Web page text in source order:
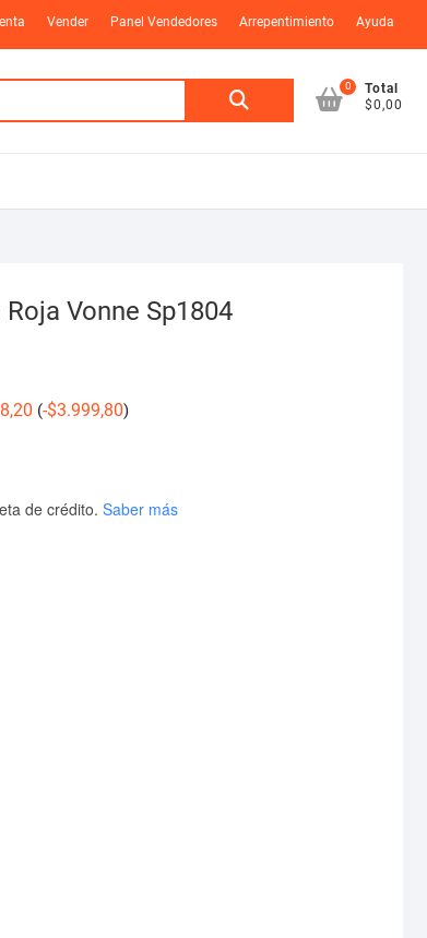
Vender Panel Vendedores Arrepentimiento Ayuda
Buscar
0
Total
$0,00
Vonne Sp1804
(-$3.999,80)
de crédito. Saber más